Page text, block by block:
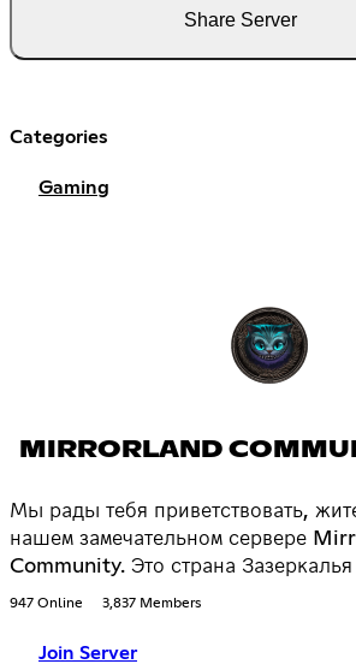
Share Server
Categories
Gaming
MIRRORLAND
Мы рады тебя приветствовать,
нашем замечательном сервере
Community. Это страна Зазеркалья
947 Online 3,837 Members
Join Server